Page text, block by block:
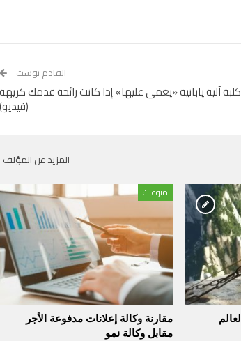
القادم بوست
كلبة آلية يابانية «يغمى عليها» إذا كانت رائحة قدمك كريهة
(فيديو)
المزيد عن المؤلف
منوعات
مقارنة وكالة إعلانات مدفوعة الأجر
مقابل وكالة نمو